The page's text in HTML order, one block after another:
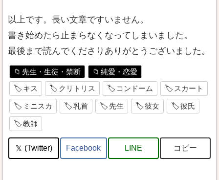
以上です。長い文章ですいません。
書き始めたら止まらなくなってしまいました。
最後まで読んでくださりありがとうございました。
先生・生徒・禁断
純愛・恋愛
キス
クリトリス コンドーム スカート
ミニスカ 乳首 先生 彼女 彼氏
教師
(Twitter) Facebook LINE コピー